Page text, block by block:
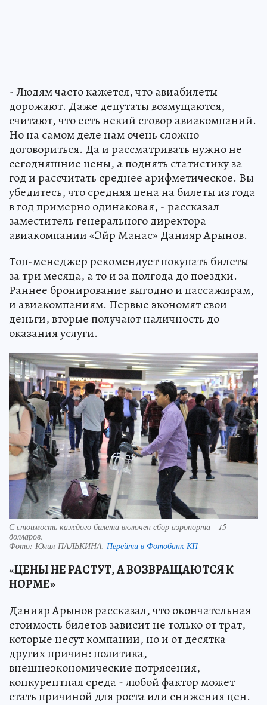
- Людям часто кажется, что авиабилеты
дорожают. Даже депутаты возмущаются,
считают, что есть некий сговор авиакомпаний.
Но на самом деле нам очень сложно
договориться. Да и рассматривать нужно не
сегодняшние цены, а поднять статистику за
год и рассчитать среднее арифметическое. Вы
убедитесь, что средняя цена на билеты из года
в год примерно одинаковая, - рассказал
заместитель генерального директора
авиакомпании «Эйр Манас» Данияр Арынов.
Топ-менеджер рекомендует покупать билеты
за три месяца, а то и за полгода до поездки.
Раннее бронирование выгодно и пассажирам,
и авиакомпаниям. Первые экономят свои
деньги, вторые получают наличность до
оказания услуги.
С стоимость каждого билета включен сбор аэропорта - 15
долларов.
Фото: Юлия ПАЛЬКИНА. Перейти в Фотобанк КП
«ЦЕНЫ НЕ РАСТУТ, А ВОЗВРАЩАЮТСЯ К
НОРМЕ»
Данияр Арынов рассказал, что окончательная
стоимость билетов зависит не только от трат,
которые несут компании, но и от десятка
других причин: политика,
внешнеэкономические потрясения,
конкурентная среда - любой фактор может
стать причиной для роста или снижения цен.